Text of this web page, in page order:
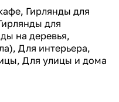
Гирлянды для
для
на деревья,
Для интерьера,
Для улицы и дома